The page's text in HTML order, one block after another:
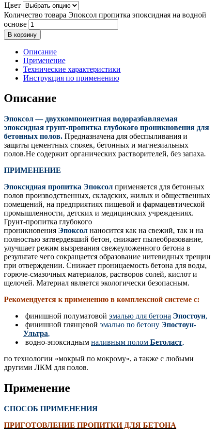
Цвет
Количество товара Эпоксол пропитка эпоксидная на водной
основе
В корзину
Описание
Применение
Технические характеристики
Инструкция по применению
Описание
Эпоксол — двухкомпонентная водоразбавляемая
эпоксидная грунт-пропитка глубокого проникновения для
бетонных полов. Предназначена для обеспыливания и
защиты цементных стяжек, бетонных и магнезиальных
полов.Не содержит органических растворителей, без запаха.
ПРИМЕНЕНИЕ
Эпоксидная пропитка Эпоксол применяется для бетонных
полов производственных, складских, жилых и общественных
помещений, на предприятиях пищевой и фармацевтической
промышленности, детских и медицинских учреждениях.
Грунт-пропитка глубокого
проникновения Эпоксол наносится как на свежий, так и на
полностью затвердевший бетон, снижает пылеобразование,
улучшает режим вызревания свежеуложенного бетона в
результате чего сокращается образование нитевидных трещин
при отверждении. Снижает проницаемость бетона для воды,
горюче-смазочных материалов, растворов солей, кислот и
щелочей. Материал является экологически безопасным.
Рекомендуется к применению в комплексной системе с:
финишной полуматовой эмалью для бетона Эпостоун,
финишной глянцевой эмалью по бетону Эпостоун-
Ультра,
водно-эпоксидным наливным полом Бетоласт,
по технологии «мокрый по мокрому», а также с любыми
другими ЛКМ для полов.
Применение
СПОСОБ ПРИМЕНЕНИЯ
ПРИГОТОВЛЕНИЕ ПРОПИТКИ ДЛЯ БЕТОНА